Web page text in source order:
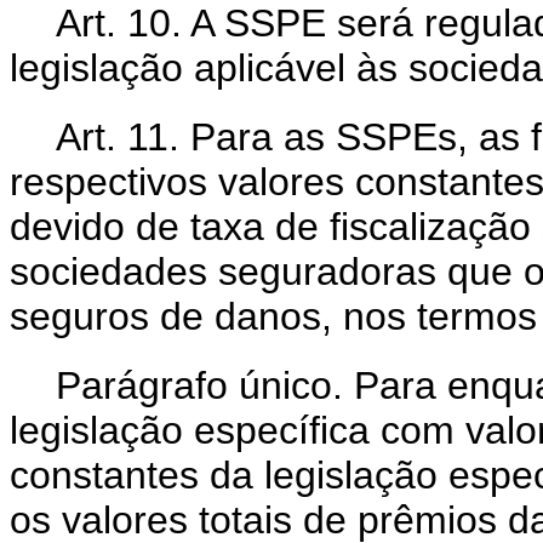
Art. 10. A SSPE será
legislação aplicável às
Art. 11. Para as SSPEs, as
respectivos valores
devido de taxa de
sociedades seguradoras que
seguros de danos, nos
Parágrafo único. Para
legislação específica com
constantes da legislação
os valores totais de prêmios